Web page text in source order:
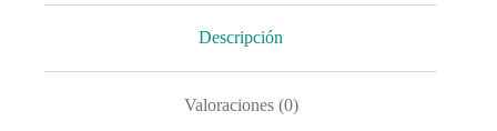
Descripción
Valoraciones (0)